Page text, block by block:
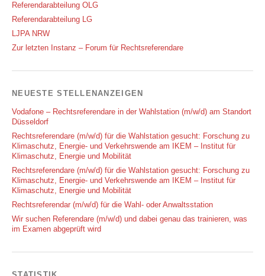
Referendarabteilung OLG
Referendarabteilung LG
LJPA NRW
Zur letzten Instanz – Forum für Rechtsreferendare
NEUESTE STELLENANZEIGEN
Vodafone – Rechtsreferendare in der Wahlstation (m/w/d) am Standort
Düsseldorf
Rechtsreferendare (m/w/d) für die Wahlstation gesucht: Forschung zu
Klimaschutz, Energie- und Verkehrswende am IKEM – Institut für
Klimaschutz, Energie und Mobilität
Rechtsreferendare (m/w/d) für die Wahlstation gesucht: Forschung zu
Klimaschutz, Energie- und Verkehrswende am IKEM – Institut für
Klimaschutz, Energie und Mobilität
Rechtsreferendar (m/w/d) für die Wahl- oder Anwaltsstation
Wir suchen Referendare (m/w/d) und dabei genau das trainieren, was
im Examen abgeprüft wird